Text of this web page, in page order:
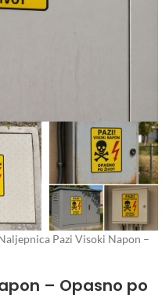
Pazi Visoki Napon –
– Opasno po